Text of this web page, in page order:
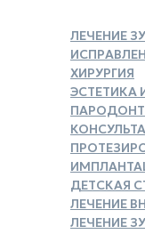
ЛЕЧЕНИЕ
ХИРУРГИЯ
ЭСТЕТИКА
ДЕТСКАЯ
ЛЕЧЕНИЕ
ЛЕЧЕНИЕ